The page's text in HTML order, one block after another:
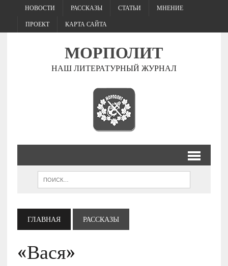
НОВОСТИ РАССКАЗЫ СТАТЬИ МНЕНИЕ
ПРОЕКТ КАРТА САЙТА
МОРПОЛИТ
НАШ ЛИТЕРАТУРНЫЙ ЖУРНАЛ
ГЛАВНАЯ РАССКАЗЫ
«Вася»